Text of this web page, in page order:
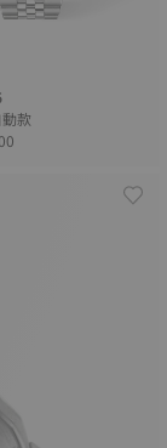
• 自動款